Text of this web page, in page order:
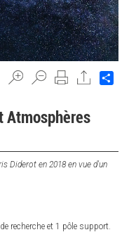
Atmosphères
Diderot en 2018 en vue d'un
recherche et 1 pôle support.